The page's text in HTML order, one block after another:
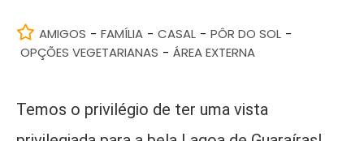
AMIGOS - FAMÍLIA - CASAL - PÔR DO SOL -
OPÇÕES VEGETARIANAS - ÁREA EXTERNA
Temos o privilégio de ter uma vista